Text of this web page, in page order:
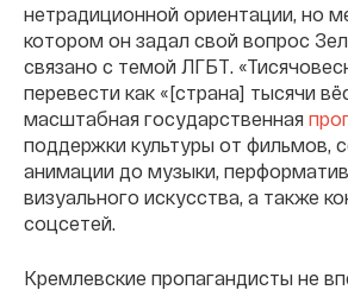
нетрадиционной ориентации, но
котором он задал свой вопрос
связано с темой ЛГБТ.
перевести как «[страна] тысячи
масштабная государственная
поддержки культуры от фильмов,
анимации до музыки,
визуального искусства, а также
соцсетей.
Кремлевские пропагандисты не